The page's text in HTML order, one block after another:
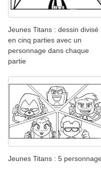
Jeunes Titans : dessin divisé
en cinq parties avec un
personnage dans chaque
partie
Jeunes Titans : 5